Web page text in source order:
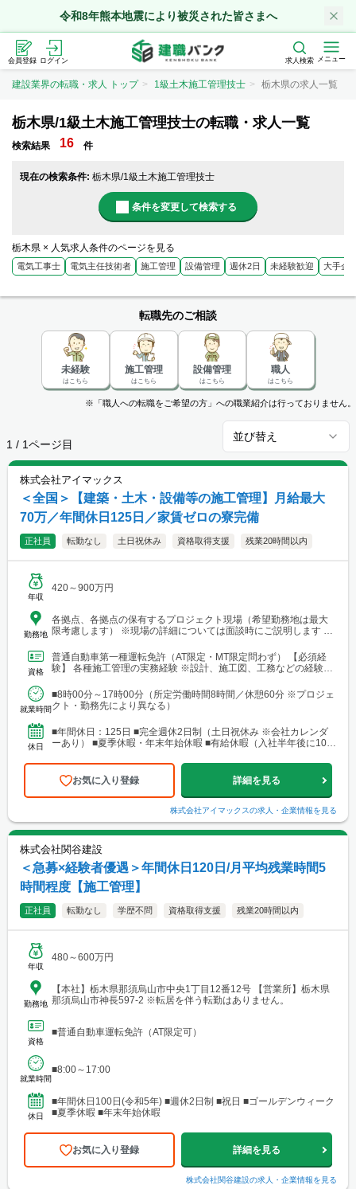
令和8年熊本地震により被災された皆さまへ
会員登録 ログイン 求人検索 メニュー
建設業界の転職・求人 トップ 1級土木施工管理技士 栃木県の求人一覧
栃木県/1級土木施工管理技士の転職・求人一覧
検索結果 16 件
現在の検索条件: 栃木県/1級土木施工管理技士
条件を変更して検索する
栃木県 × 人気求人条件のページを見る
電気工事士 電気主任技術者 施工管理 設備管理 週休2日 未経験歓迎 大手企
転職先のご相談
未経験
はこちら
施工管理
はこちら
設備管理
はこちら
職人
はこちら
※「職人への転職をご希望の方」への職業紹介は行っておりません。
1 / 1ページ目
並び替え
株式会社アイマックス
＜全国＞【建築・土木・設備等の施工管理】月給最大
70万／年間休日125日／家賃ゼロの寮完備
正社員 転勤なし 土日祝休み 資格取得支援 残業20時間以内
年収
420～900万円
勤務地
各拠点、各拠点の保有するプロジェクト現場（希望勤務地は最大
限考慮します） ※現場の詳細については面談時にご説明します
谷区代々木2-23-1 ニューステートメナー1055 └アクセス：京王線
「新宿駅」から徒歩5分 ※東京都を中心とした首都圏のほか、栃
木・群馬・茨城・埼玉・山梨・千葉・神奈川などに関東圏内の現
7-4（アーケード内） 宮城商事ビル4F ※宮城県エリアのほか、青
森・岩手・秋田・山形・福島などに現場あり ■北日本支店 札幌
10条西3丁目13 NKエルムビル1F └アクセス：地下鉄「北12条
駅」徒歩3分、JR「札幌駅」徒歩9分 ※札幌を中心とした道央圏の
ど）に現場あり。 ■関西支店 神戸営業所 兵庫県神戸市中央区
東町122-2 港都ビル8階 └アクセス：「三宮・花時計前駅」から徒
歩2分、「三宮駅」から徒歩8分 ※関西、近畿圏を中心としたエリ
アのほか、西日本（九州・四国・中国）にも現場あり。 ■関
西支店 大阪事務所 大阪府大阪市北区梅田1-1-3-500 大阪駅前第3ビ
ル5階10号 └アクセス：阪急電鉄「大阪梅田駅」、御堂筋線「梅田
駅」、JR「大阪駅」よりアクセス良好 ※関西、近畿圏を中心とし
たエリアのほか、東海・北陸エリアにも現場あり。
資格
普通自動車第一種運転免許（AT限定・MT限定問わず） 【必須経
験】 各種施工管理の実務経験 ※設計、施工図、工務などの経験を
就業時間
■8時00分～17時00分（所定労働時間8時間／休憩60分 ※プロジェ
クト・勤務先により異なる）
休日
■年間休日：125日 ■完全週休2日制（土日祝休み ※会社カレンダ
ーあり） ■夏季休暇・年末年始休暇 ■有給休暇（入社半年後に10日
お気に入り登録 詳細を見る
株式会社アイマックスの求人・企業情報を見る
株式会社関谷建設
＜急募×経験者優遇＞年間休日120日/月平均残業時間5
時間程度【施工管理】
正社員 転勤なし 学歴不問 資格取得支援 残業20時間以内
年収
480～600万円
勤務地
【本社】栃木県那須烏山市中央1丁目12番12号 【営業所】栃木県
那須烏山市神長597-2 ※転居を伴う転勤はありません。
資格
■普通自動車運転免許（AT限定可）
就業時間
■8:00～17:00
休日
■年間休日100日(令和5年) ■週休2日制 ■祝日 ■ゴールデンウィーク
■夏季休暇 ■年末年始休暇
お気に入り登録 詳細を見る
株式会社関谷建設の求人・企業情報を見る